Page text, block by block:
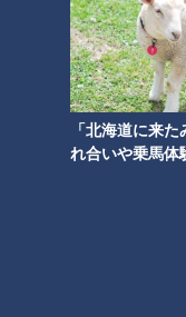
「北海道に来
れ合いや乗馬体
体をつくる重要な栄
ると抜け毛や割れ爪
身体が筋肉からたん
うちに筋肉量が低下
肪を気にして肉料理
事などによってたん
～たんぱく質不足が